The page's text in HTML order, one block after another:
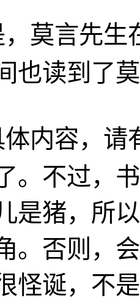
莫言先生
也读到了
内容，请
。不过，
是猪，所
。否则，
怪诞，不